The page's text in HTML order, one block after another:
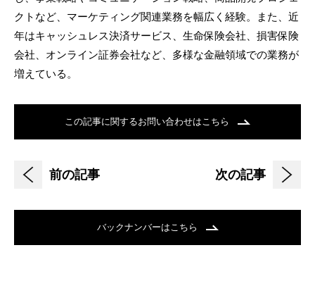
クトなど、マーケティング関連業務を幅広く経験。また、近
年はキャッシュレス決済サービス、生命保険会社、損害保険
会社、オンライン証券会社など、多様な金融領域での業務が
増えている。
この記事に関するお問い合わせはこちら
前の記事 次の記事
バックナンバーはこちら